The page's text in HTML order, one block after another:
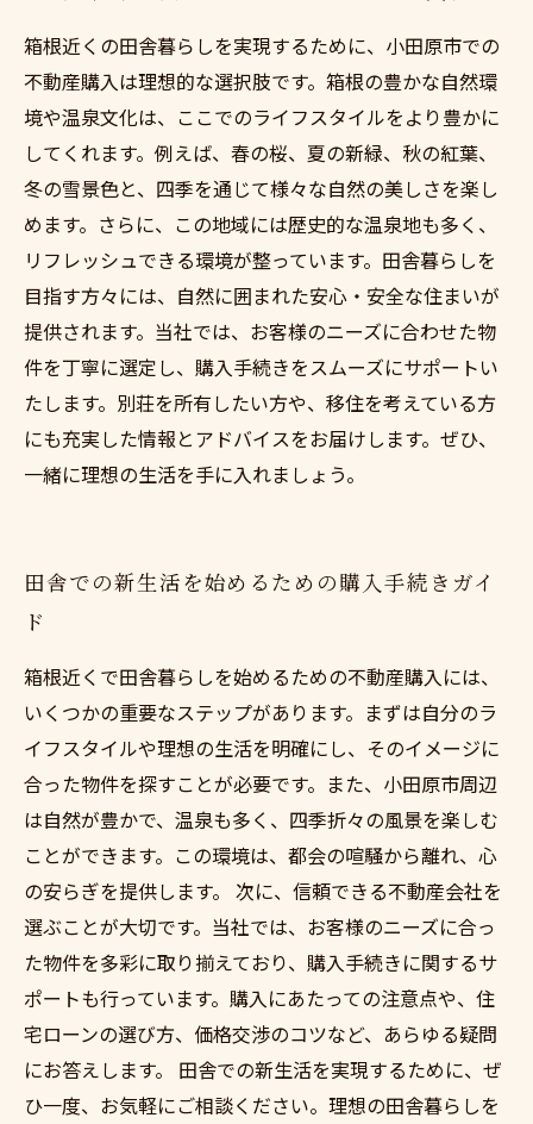
箱根近くの田舎暮らしを実現するために、小田原市での
不動産購入は理想的な選択肢です。箱根の豊かな自然環
境や温泉文化は、ここでのライフスタイルをより豊かに
してくれます。例えば、春の桜、夏の新緑、秋の紅葉、
冬の雪景色と、四季を通じて様々な自然の美しさを楽し
めます。さらに、この地域には歴史的な温泉地も多く、
リフレッシュできる環境が整っています。田舎暮らしを
目指す方々には、自然に囲まれた安心・安全な住まいが
提供されます。当社では、お客様のニーズに合わせた物
件を丁寧に選定し、購入手続きをスムーズにサポートい
たします。別荘を所有したい方や、移住を考えている方
にも充実した情報とアドバイスをお届けします。ぜひ、
一緒に理想の生活を手に入れましょう。
田舎での新生活を始めるための購入手続きガイ
ド
箱根近くで田舎暮らしを始めるための不動産購入には、
いくつかの重要なステップがあります。まずは自分のラ
イフスタイルや理想の生活を明確にし、そのイメージに
合った物件を探すことが必要です。また、小田原市周辺
は自然が豊かで、温泉も多く、四季折々の風景を楽しむ
ことができます。この環境は、都会の喧騒から離れ、心
の安らぎを提供します。 次に、信頼できる不動産会社を
選ぶことが大切です。当社では、お客様のニーズに合っ
た物件を多彩に取り揃えており、購入手続きに関するサ
ポートも行っています。購入にあたっての注意点や、住
宅ローンの選び方、価格交渉のコツなど、あらゆる疑問
にお答えします。 田舎での新生活を実現するために、ぜ
ひ一度、お気軽にご相談ください。理想の田舎暮らしを